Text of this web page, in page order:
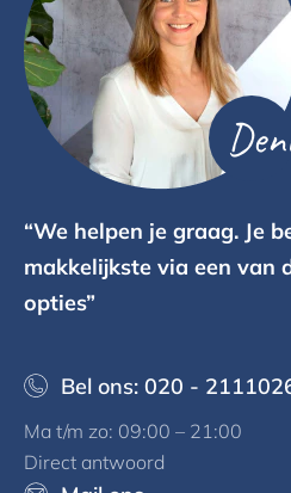
“We helpen je graag. Je
makkelijkste via een van
opties”
Bel ons: 020 -
Ma t/m zo: 09:00 – 21:00
Direct antwoord